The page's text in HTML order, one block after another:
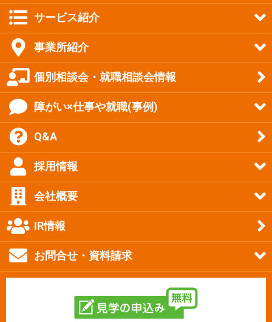
サービス紹介
事業所紹介
個別相談会・就職相談会情報
障がい×仕事や就職(事例)
Q&A
採用情報
会社概要
IR情報
お問合せ・資料請求